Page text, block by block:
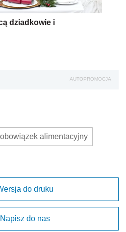
dziadkowie i
AUTOPROMOCJA
obowiązek alimentacyjny
do druku
Napisz do nas